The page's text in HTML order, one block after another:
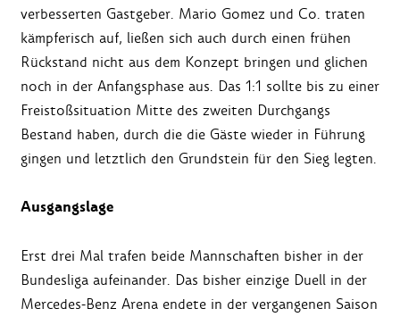
verbesserten Gastgeber. Mario Gomez und Co. traten
kämpferisch auf, ließen sich auch durch einen frühen
Rückstand nicht aus dem Konzept bringen und glichen
noch in der Anfangsphase aus. Das 1:1 sollte bis zu einer
Freistoßsituation Mitte des zweiten Durchgangs
Bestand haben, durch die die Gäste wieder in Führung
gingen und letztlich den Grundstein für den Sieg legten.
Ausgangslage
Erst drei Mal trafen beide Mannschaften bisher in der
Bundesliga aufeinander. Das bisher einzige Duell in der
Mercedes-Benz Arena endete in der vergangenen Saison